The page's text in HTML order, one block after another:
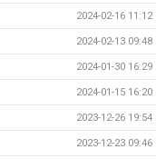
2024-02-16 11:12
2024-02-13 09:48
2024-01-30 16:29
2024-01-15 16:20
2023-12-26 19:54
2023-12-23 09:46